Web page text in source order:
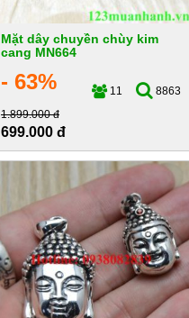
Mặt dây chuyền chùy kim
cang MN664
- 63% 11
8863
1.899.000 đ
699.000 đ